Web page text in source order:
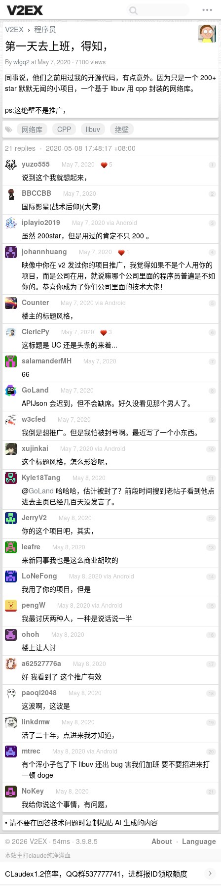
V2EX › 程序员
第一天去上班，得知，
Bywlgq2at May 7, 2020 · 7100 views
同事说，他们之前用过我的开源代码，有点意外。因为只是一个 200+
star 默默无闻的小项目，一个基于 libuv 用 cpp 封装的网络库。
ps:这绝壁不是推广，
网络库
CPP libuv
绝壁
21 replies • 2020-05-08 17:48:17 +08:00
1
yuzo555 May 7, 2020 5
说到这个我就想起来，
2
BBCCBB May 7, 2020
国际影星(战术后仰)(大雾)
3
iplayio2019 May 7, 2020 via Android
虽然 200star，但是用过的肯定不只 200 。
4
johannhuang May 7, 2020 1
映像中你在 v2 发过你的项目推广，我觉得如果不是个人用你的
项目，而是公司在用，就说嘛哪个公司里面的程序员普遍是不如
你的。恭喜你成为了你们公司里面的技术大佬！
5
Counter May 7, 2020 via Android
楼主的标题风格，
6
ClericPy May 7, 2020 3
这标题是 UC 还是头条的来着...
7
salamanderMH May 7, 2020
66
8
GoLand May 7, 2020
APIJson 会迟到，但不会缺席。好久没看见那个男人了。
9
w3cfed May 7, 2020
我倒是想推广。但是我怕被封号啊。最近写了一个小东西。
10
xujinkai May 7, 2020 via Android
这个标题风格，怎么形容呢，
11
Kyle18Tang May 8, 2020
@GoLand 哈哈哈，估计被封了？前段时间搜到老帖子看到他点
进去主页已经几百天没发言了。
12
JerryV2 May 8, 2020
你的这个项目吧，其实，
13
leafre May 8, 2020
来新同事我也是这么商业胡吹的
14
LoNeFong May 8, 2020 via Android
我用了你的项目，但是
15
pengW May 8, 2020 via Android
我最讨厌两种人，一种是说话说一半
16
ohoh May 8, 2020
楼上让人讨
17
a62527776a May 8, 2020
好 我看到了 这个推广有效
18
paoqi2048 May 8, 2020
这波啊，这波是
19
linkdmw May 8, 2020
活了二十年，点进来我才知道，
20
mtrec May 8, 2020 via Android
有个浑小子包了下 libuv 还出 bug 害我们加班 要不要招进来打
一顿 doge
21
NoKey May 8, 2020
我给你说这个事情，有问题，
• 请不要在回答技术问题时复制粘贴 AI 生成的内容
About · Language
© 2026 V2EX · 54ms · 3.9.8.5
本站主打claude纯净满血
CLaudex1.2倍率，QQ群537777741，进群报ID领取额度 ›